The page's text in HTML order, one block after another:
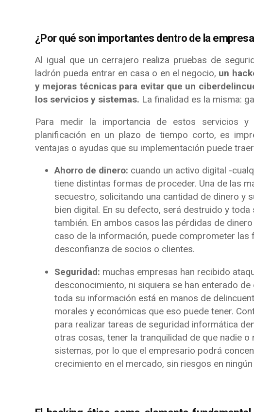
¿Por qué son importantes dentro de la
Al igual que un cerrajero realiza pruebas de
ladrón pueda entrar en casa o en el negocio, un
y mejoras técnicas para evitar que un
los servicios y sistemas. La finalidad es la misma:
Para medir la importancia de estos servicios
planificación en un plazo de tiempo corto, es
ventajas o ayudas que su implementación puede
Ahorro de dinero: cuando un activo digital -
tiene distintas formas de proceder. Una de las
secuestro, solicitando una cantidad de dinero y
bien digital. En su defecto, será destruido y
también. En ambos casos las pérdidas de
caso de la información, puede comprometer
desconfianza de socios o clientes.
Seguridad: muchas empresas han recibido
desconocimiento, ni siquiera se han enterado
toda su información está en manos de
morales y económicas que eso puede tener.
para realizar tareas de seguridad informática
otras cosas, tener la tranquilidad de que nadie o
sistemas, por lo que el empresario podrá
crecimiento en el mercado, sin riesgos en